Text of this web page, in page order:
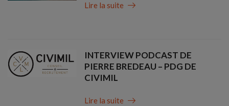
Lire la suite
INTERVIEW PODCAST DE
PIERRE BREDEAU – PDG DE
CIVIMIL
Lire la suite